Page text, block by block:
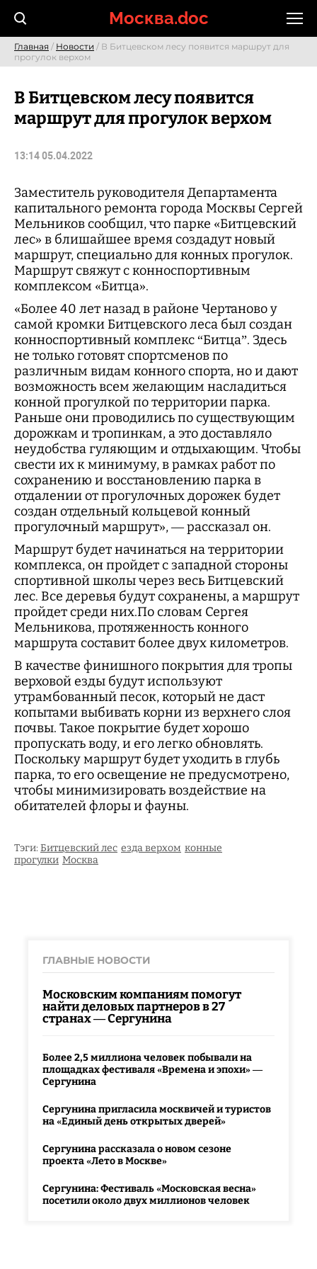
Москва.doc
Главная / Новости / В Битцевском лесу появится маршрут для
прогулок верхом
В Битцевском лесу появится
маршрут для прогулок верхом
13:14 05.04.2022
Заместитель руководителя Департамента
капитального ремонта города Москвы Сергей
Мельников сообщил, что парке «Битцевский
лес» в блишайшее время создадут новый
маршрут, специально для конных прогулок.
Маршрут свяжут с конноспортивным
комплексом «Битца».
«Более 40 лет назад в районе Чертаново у
самой кромки Битцевского леса был создан
конноспортивный комплекс “Битца”. Здесь
не только готовят спортсменов по
различным видам конного спорта, но и дают
возможность всем желающим насладиться
конной прогулкой по территории парка.
Раньше они проводились по существующим
дорожкам и тропинкам, а это доставляло
неудобства гуляющим и отдыхающим. Чтобы
свести их к минимуму, в рамках работ по
cохранению и восстановлению парка в
отдалении от прогулочных дорожек будет
создан отдельный кольцевой конный
прогулочный маршрут», — рассказал он.
Маршрут будет начинаться на территории
комплекса, он пройдет с западной стороны
спортивной школы через весь Битцевский
лес. Все деревья будут сохранены, а маршрут
пройдет среди них.По словам Сергея
Мельникова, протяженность конного
маршрута составит более двух километров.
В качестве финишного покрытия для тропы
верховой езды будут используют
утрамбованный песок, который не даст
копытами выбивать корни из верхнего слоя
почвы. Такое покрытие будет хорошо
пропускать воду, и его легко обновлять.
Поскольку маршрут будет уходить в глубь
парка, то его освещение не предусмотрено,
чтобы минимизировать воздействие на
обитателей флоры и фауны.
Тэги: Битцевский лес езда верхом конные
прогулки Москва
ГЛАВНЫЕ НОВОСТИ
Московским компаниям помогут
найти деловых партнеров в 27
странах — Сергунина
Более 2,5 миллиона человек побывали на
площадках фестиваля «Времена и эпохи» —
Сергунина
Сергунина пригласила москвичей и туристов
на «Единый день открытых дверей»
Сергунина рассказала о новом сезоне
проекта «Лето в Москве»
Сергунина: Фестиваль «Московская весна»
посетили около двух миллионов человек